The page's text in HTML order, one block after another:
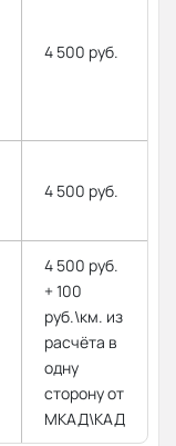
4 500 руб.
4 500 руб.
4 500 руб.
+ 100
руб.\км. из
расчёта в
одну
сторону от
МКАД\КАД